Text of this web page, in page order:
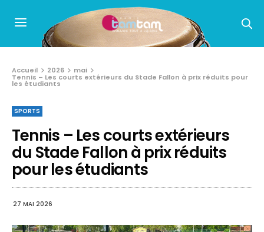
Accueil 2026 mai
Tennis – Les courts extérieurs du Stade Fallon à prix réduits pour
les étudiants
SPORTS
Tennis – Les courts extérieurs
du Stade Fallon à prix réduits
pour les étudiants
27 MAI 2026